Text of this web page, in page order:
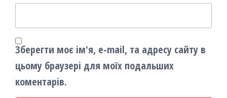
Зберегти моє ім'я, e-mail, та адресу сайту в
цьому браузері для моїх подальших
коментарів.